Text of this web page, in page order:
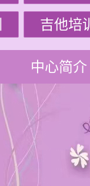
吉他培训
中心简介